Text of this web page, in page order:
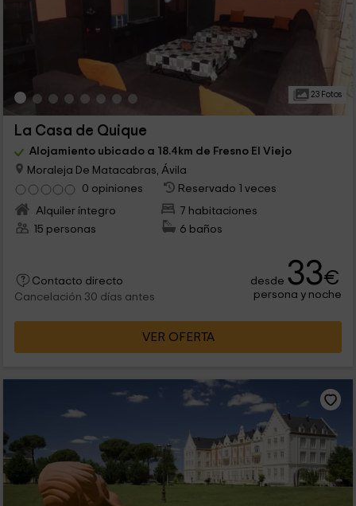
23 Fotos
La Casa de Quique
Alojamiento ubicado a 18.4km de Fresno El Viejo
Moraleja De Matacabras, Ávila
0 opiniones
Reservado 1 veces
Alquiler íntegro
7 habitaciones
15 personas
6 baños
Contacto directo
Cancelación 30 días antes
desde 33€
persona y noche
VER OFERTA